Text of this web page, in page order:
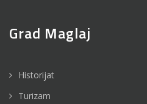
Grad Maglaj
Historijat
Turizam